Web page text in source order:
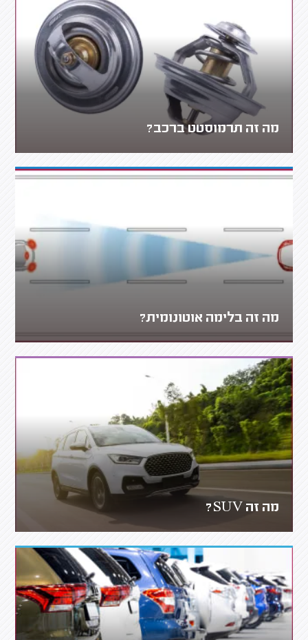
מה זה תרמוסטט ברכב?
מה זה בלימה אוטונומית?
מה זה SUV?